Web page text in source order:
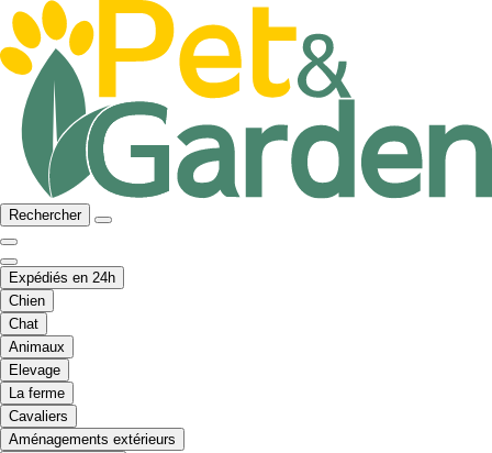
Rechercher
Expédiés en 24h
Chien
Chat
Animaux
Elevage
La ferme
Cavaliers
Aménagements extérieurs